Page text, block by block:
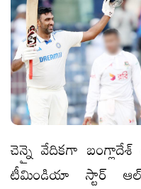
చెన్నై వేదికగా
టీమిండియా స్టార్